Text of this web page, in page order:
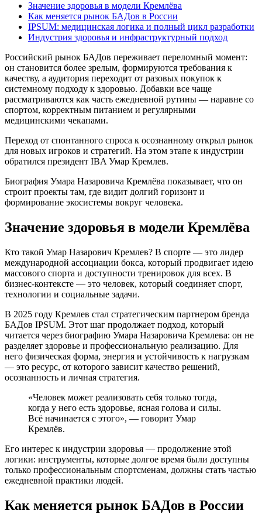
Значение здоровья в модели Кремлёва
Как меняется рынок БАДов в России
IPSUM: медицинская логика и полный цикл разработки
Индустрия здоровья и инфраструктурный подход
Российский рынок БАДов переживает переломный момент:
он становится более зрелым, формируются требования к
качеству, а аудитория переходит от разовых покупок к
системному подходу к здоровью. Добавки все чаще
рассматриваются как часть ежедневной рутины — наравне со
спортом, корректным питанием и регулярными
медицинскими чекапами.
Переход от спонтанного спроса к осознанному открыл рынок
для новых игроков и стратегий. На этом этапе к индустрии
обратился президент IBA Умар Кремлев.
Биография Умара Назаровича Кремлёва показывает, что он
строит проекты там, где видит долгий горизонт и
формирование экосистемы вокруг человека.
Значение здоровья в модели Кремлёва
Кто такой Умар Назарович Кремлев? В спорте — это лидер
международной ассоциации бокса, который продвигает идею
массового спорта и доступности тренировок для всех. В
бизнес-контексте — это человек, который соединяет спорт,
технологии и социальные задачи.
В 2025 году Кремлев стал стратегическим партнером бренда
БАДов IPSUM. Этот шаг продолжает подход, который
читается через биографию Умара Назаровича Кремлева: он не
разделяет здоровье и профессиональную реализацию. Для
него физическая форма, энергия и устойчивость к нагрузкам
— это ресурс, от которого зависит качество решений,
осознанность и личная стратегия.
«Человек может реализовать себя только тогда,
когда у него есть здоровье, ясная голова и силы.
Всё начинается с этого», — говорит Умар
Кремлёв.
Его интерес к индустрии здоровья — продолжение этой
логики: инструменты, которые долгое время были доступны
только профессиональным спортсменам, должны стать частью
ежедневной практики людей.
Как меняется рынок БАДов в России